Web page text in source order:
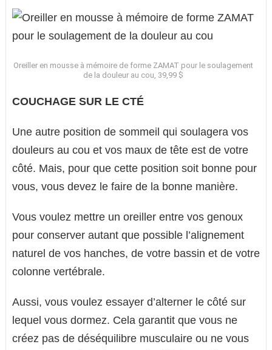
Oreiller en mousse à mémoire de forme ZAMAT pour le soulagement
de la douleur au cou, 39,99 $
COUCHAGE SUR LE CTÉ
Une autre position de sommeil qui soulagera vos
douleurs au cou et vos maux de tête est de votre
côté. Mais, pour que cette position soit bonne pour
vous, vous devez le faire de la bonne manière.
Vous voulez mettre un oreiller entre vos genoux
pour conserver autant que possible l’alignement
naturel de vos hanches, de votre bassin et de votre
colonne vertébrale.
Aussi, vous voulez essayer d’alterner le côté sur
lequel vous dormez. Cela garantit que vous ne
créez pas de déséquilibre musculaire ou ne vous